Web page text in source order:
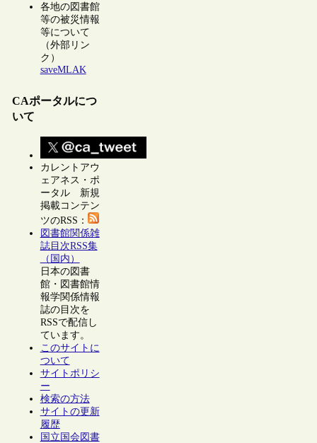
各地の図書館
等の被災情報
等について
（外部リン
ク）
saveMLAK
CAポータルにつ
いて
カレントアウ
ェアネス・ポ
ータル 新規
掲載コンテン
ツのRSS：
図書館関係雑
誌目次RSS集
（国内）
日本の図書
館・図書館情
報学関係情報
誌の目次を
RSSで配信し
ています。
このサイトに
ついて
サイトポリシ
ー
検索の方法
サイトの更新
履歴
国立国会図書